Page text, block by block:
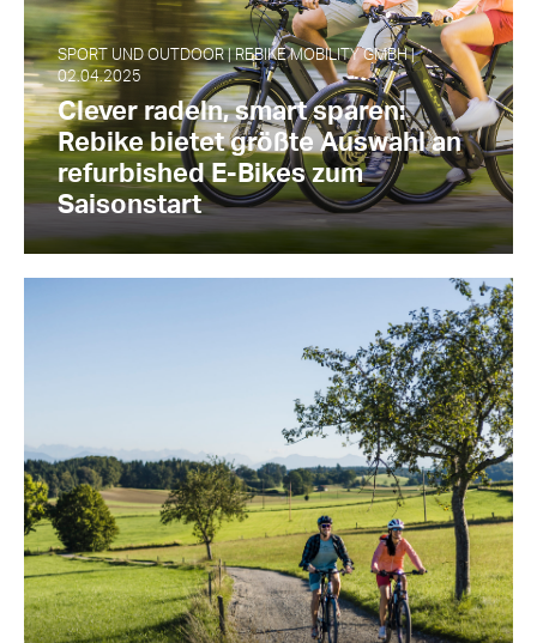
SPORT UND OUTDOOR | REBIKE MOBILITY GMBH |
02.04.2025
Clever radeln, smart sparen:
Rebike bietet größte Auswahl an
refurbished E-Bikes zum
Saisonstart